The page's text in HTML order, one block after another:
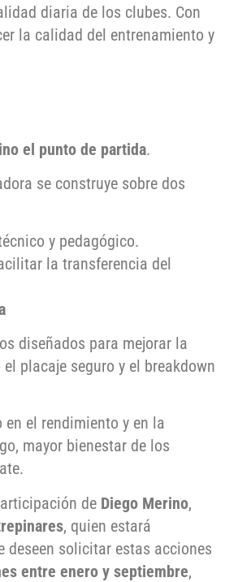
diaria de los clubes. Con
la calidad del entrenamiento y
el punto de partida.
se construye sobre dos
y pedagógico.
la transferencia del
diseñados para mejorar la
placaje seguro y el breakdown
el rendimiento y en la
mayor bienestar de los
de Diego Merino,
, quien estará
deseen solicitar estas acciones
entre enero y septiembre,